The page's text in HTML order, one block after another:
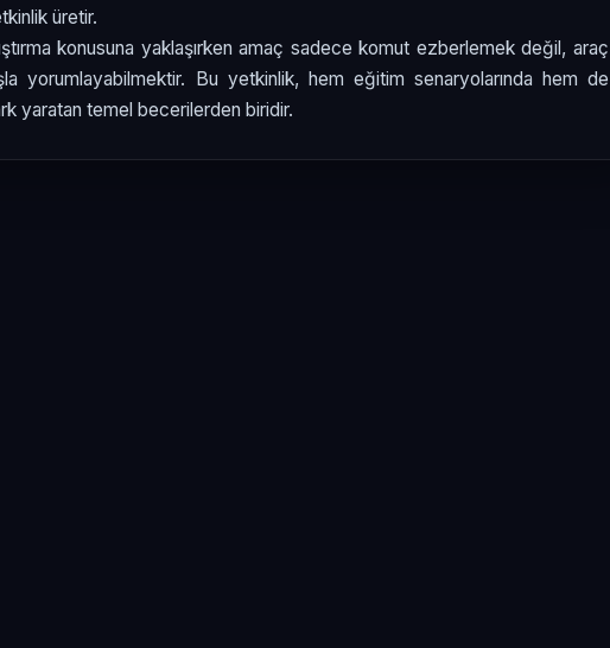
üretir.
konusuna yaklaşırken amaç sadece komut ezberlemek değil, araç
yorumlayabilmektir. Bu yetkinlik, hem eğitim senaryolarında hem de
yaratan temel becerilerden biridir.